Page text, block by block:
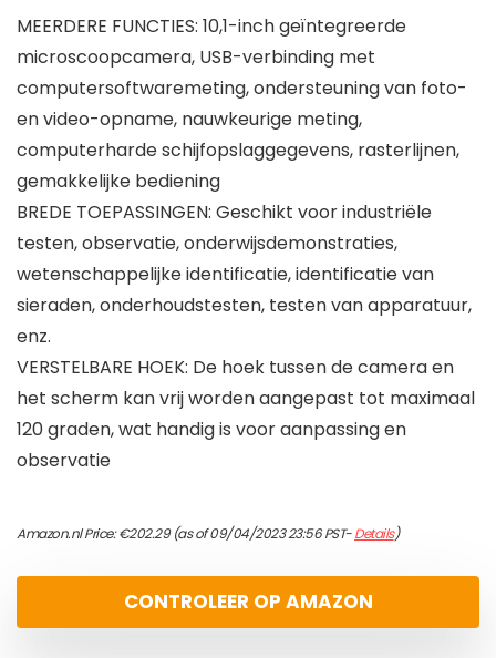
MEERDERE FUNCTIES: 10,1-inch geïntegreerde
microscoopcamera, USB-verbinding met
computersoftwaremeting, ondersteuning van foto-
en video-opname, nauwkeurige meting,
computerharde schijfopslaggegevens, rasterlijnen,
gemakkelijke bediening
BREDE TOEPASSINGEN: Geschikt voor industriële
testen, observatie, onderwijsdemonstraties,
wetenschappelijke identificatie, identificatie van
sieraden, onderhoudstesten, testen van apparatuur,
enz.
VERSTELBARE HOEK: De hoek tussen de camera en
het scherm kan vrij worden aangepast tot maximaal
120 graden, wat handig is voor aanpassing en
observatie
Amazon.nl Price:€202.29(as of 09/04/2023 23:56 PST-Details)
CONTROLEER OP AMAZON